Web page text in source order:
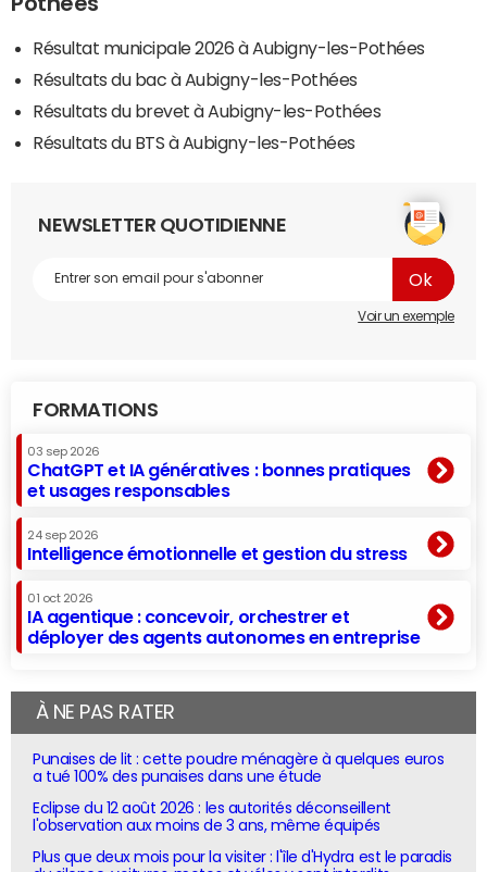
Résultat municipale 2026 à Aubigny-les-Pothées
Résultats du bac à Aubigny-les-Pothées
Résultats du brevet à Aubigny-les-Pothées
Résultats du BTS à Aubigny-les-Pothées
NEWSLETTER QUOTIDIENNE
Voir un exemple
FORMATIONS
03 sep 2026
ChatGPT et IA génératives : bonnes pratiques
et usages responsables
24 sep 2026
Intelligence émotionnelle et gestion du stress
01 oct 2026
IA agentique : concevoir, orchestrer et
déployer des agents autonomes en entreprise
À NE PAS RATER
Punaises de lit : cette poudre ménagère à quelques euros
a tué 100% des punaises dans une étude
Eclipse du 12 août 2026 : les autorités déconseillent
l'observation aux moins de 3 ans, même équipés
Plus que deux mois pour la visiter : l'île d'Hydra est le paradis